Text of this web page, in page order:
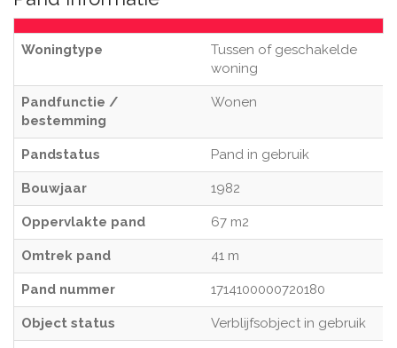
Woningtype
Tussen of geschakelde
woning
Pandfunctie /
bestemming
Wonen
Pandstatus Pand in gebruik
Bouwjaar 1982
Oppervlakte pand 67 m2
Omtrek pand 41 m
Pand nummer 1714100000720180
Object status Verblijfsobject in gebruik